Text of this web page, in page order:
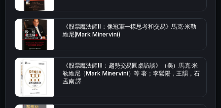
《股票魔法師Ⅱ：像冠軍一樣思考和交易》馬克·米勒
維尼(Mark Minervini)
《股票魔法師Ⅲ：趨勢交易圓桌訪談》（美）馬克·米
勒維尼（Mark Minervini）等 著；李鬆陽，王韻，石
孟南 譯